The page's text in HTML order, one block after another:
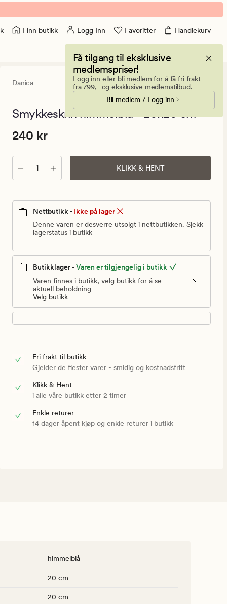
Finn butikk Logg Inn Favoritter Handlekurv
Få tilgang til eksklusive
medlemspriser!
Logg inn eller bli medlem for å få fri frakt
fra 799,- og eksklusive medlemstilbud.
Bli medlem / Logg inn
Danica
0
en
0
Smykkeskrin himmelblå - 20x20 cm
Pris
kr.
Vanlig
pris
kr
Pris 240 kr
240 kr
Antall KLIKK & HENT
Nettbutikk - Ikke på lager
Denne varen er desverre utsolgt i nettbutikken. Sjekk
lagerstatus i butikk
Butikklager -Varen er tilgjengelig i butikk
Varen finnes i butikk, velg butikk for å se
aktuell beholdning
Velg butikk
Fri frakt til butikk
Gjelder de flester varer - smidig og kostnadsfritt
Klikk & Hent
i alle våre butikk etter 2 timer
Enkle returer
14 dager åpent kjøp og enkle returer i butikk
himmelblå
20 cm
20 cm